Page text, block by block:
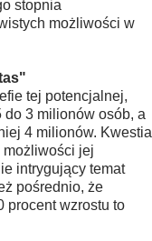
stopnia
możliwości w
tej potencjalnej,
do 3 milionów osób, a
4 milionów. Kwestia
możliwości jej
intrygujący temat
pośrednio, że
procent wzrostu to